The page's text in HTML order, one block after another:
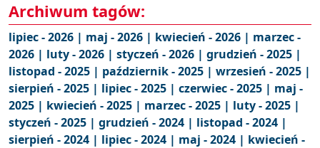
Archiwum tagów:
lipiec - 2026 | maj - 2026 | kwiecień - 2026 | marzec -
2026 | luty - 2026 | styczeń - 2026 | grudzień - 2025 |
listopad - 2025 | październik - 2025 | wrzesień - 2025 |
sierpień - 2025 | lipiec - 2025 | czerwiec - 2025 | maj -
2025 | kwiecień - 2025 | marzec - 2025 | luty - 2025 |
styczeń - 2025 | grudzień - 2024 | listopad - 2024 |
sierpień - 2024 | lipiec - 2024 | maj - 2024 | kwiecień -